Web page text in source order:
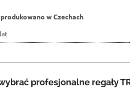
w Czechach
profesjonalne regały